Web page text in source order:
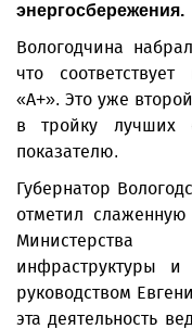
энергосбережения.
Вологодчина
что
«А+». Это уже
в тройку лучших
показателю.
Губернатор
отметил
Министерства
инфраструктуры и
руководством
эта деятельность